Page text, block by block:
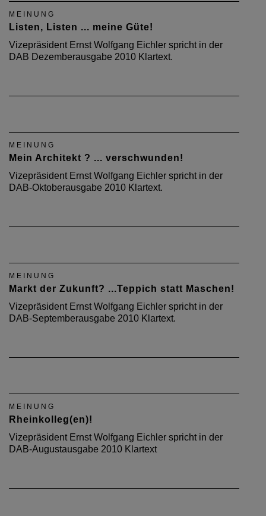
MEINUNG
Listen, Listen ... meine Güte!
Vizepräsident Ernst Wolfgang Eichler spricht in der
DAB Dezemberausgabe 2010 Klartext.
MEINUNG
Mein Architekt ? ... verschwunden!
Vizepräsident Ernst Wolfgang Eichler spricht in der
DAB-Oktoberausgabe 2010 Klartext.
MEINUNG
Markt der Zukunft? ...Teppich statt Maschen!
Vizepräsident Ernst Wolfgang Eichler spricht in der
DAB-Septemberausgabe 2010 Klartext.
MEINUNG
Rheinkolleg(en)!
Vizepräsident Ernst Wolfgang Eichler spricht in der
DAB-Augustausgabe 2010 Klartext